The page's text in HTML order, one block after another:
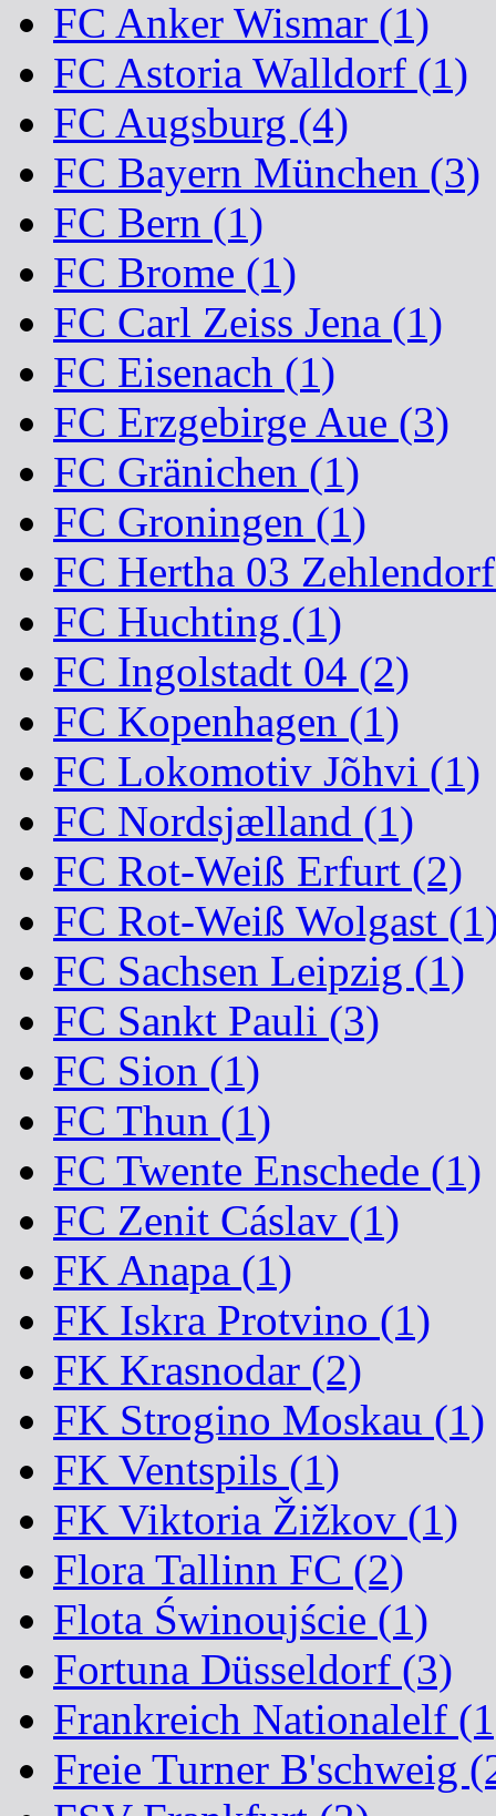
FC Anker Wismar (1)
FC Astoria Walldorf (1)
FC Augsburg (4)
FC Bayern München (3)
FC Bern (1)
FC Brome (1)
FC Carl Zeiss Jena (1)
FC Eisenach (1)
FC Erzgebirge Aue (3)
FC Gränichen (1)
FC Groningen (1)
FC Hertha 03
FC Huchting (1)
FC Ingolstadt 04 (2)
FC Kopenhagen (1)
FC Lokomotiv Jõhvi (1)
FC Nordsjælland (1)
FC Rot-Weiß Erfurt (2)
FC Rot-Weiß Wolgast
FC Sachsen Leipzig (1)
FC Sankt Pauli (3)
FC Sion (1)
FC Thun (1)
FC Twente Enschede (1)
FC Zenit Cáslav (1)
FK Anapa (1)
FK Iskra Protvino (1)
FK Krasnodar (2)
FK Strogino Moskau (1)
FK Ventspils (1)
FK Viktoria Žižkov (1)
Flora Tallinn FC (2)
Flota Świnoujście (1)
Fortuna Düsseldorf (3)
Frankreich Nationalelf
Freie Turner B'schweig